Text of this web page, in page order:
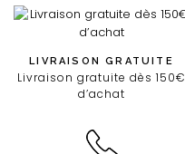
LIVRAISON GRATUITE
Livraison gratuite dès 150€
d’achat